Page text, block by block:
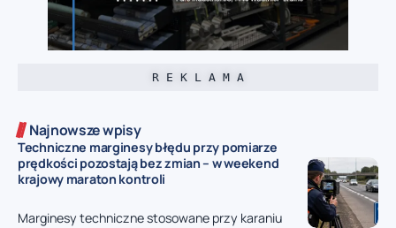
R E K L A M A
Najnowsze wpisy
Techniczne marginesy błędu przy pomiarze
prędkości pozostają bez zmian – w weekend
krajowy maraton kontroli
Marginesy techniczne stosowane przy karaniu